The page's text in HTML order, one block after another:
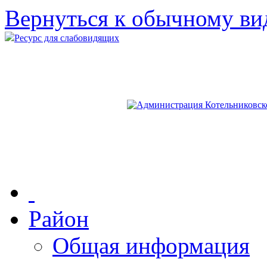
Вернуться к обычному
Ресурс для слабовидящих
Район
Общая информация